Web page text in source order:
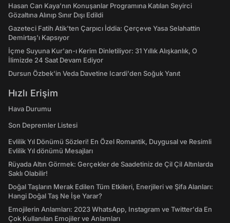
Hasan Can Kaya’nın Konuşanlar Programına Katılan Seyirci
Gözaltına Alınıp Sınır Dışı Edildi
Gazeteci Fatih Atik'ten Çarpıcı İddia: Çerçeve Yasa Selahattin
Demirtaş'ı Kapsıyor
İçme Suyuna Kur'an-ı Kerim Dinletiliyor: 31 Yıllık Alışkanlık, O
İlimizde 24 Saat Devam Ediyor
Dursun Özbek'in Veda Davetine Icardi'den Soğuk Yanıt
Hızlı Erişim
Hava Durumu
Son Depremler Listesi
Evlilik Yıl Dönümü Sözleri! En Özel Romantik, Duygusal ve Resimli
Evlilik Yıl dönümü Mesajları
Rüyada Altın Görmek: Gerçekler de Saadetiniz de Çil Çil Altınlarda
Saklı Olabilir!
Doğal Taşların Merak Edilen Tüm Etkileri, Enerjileri ve Şifa Alanları:
Hangi Doğal Taş Ne İşe Yarar?
Emojilerin Anlamları: 2023 WhatsApp, Instagram ve Twitter'da En
Çok Kullanılan Emojiler ve Anlamları